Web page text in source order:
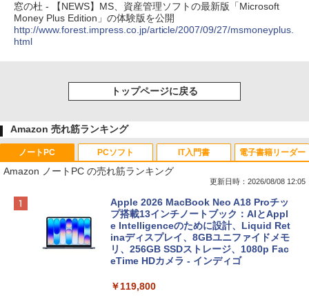
窓の杜 - 【NEWS】MS、資産管理ソフトの最新版「Microsoft
Money Plus Edition」の体験版を公開
http://www.forest.impress.co.jp/article/2007/09/27/msmoneyplus.
html
トップページに戻る
Amazon 売れ筋ランキング
ノートPC
Amazon ノートPC の売れ筋ランキング
更新日時：2026/08/08 12:05
Apple 2026 MacBook Neo A18 Proチッ
プ搭載13インチノートブック：AIとAppl
e Intelligenceのために設計、Liquid Ret
inaディスプレイ、8GBユニファイドメモ
リ、256GB SSDストレージ、1080p Fac
eTime HDカメラ - インディゴ
￥119,800
PCソフト IT入門書 電子書籍リーダー